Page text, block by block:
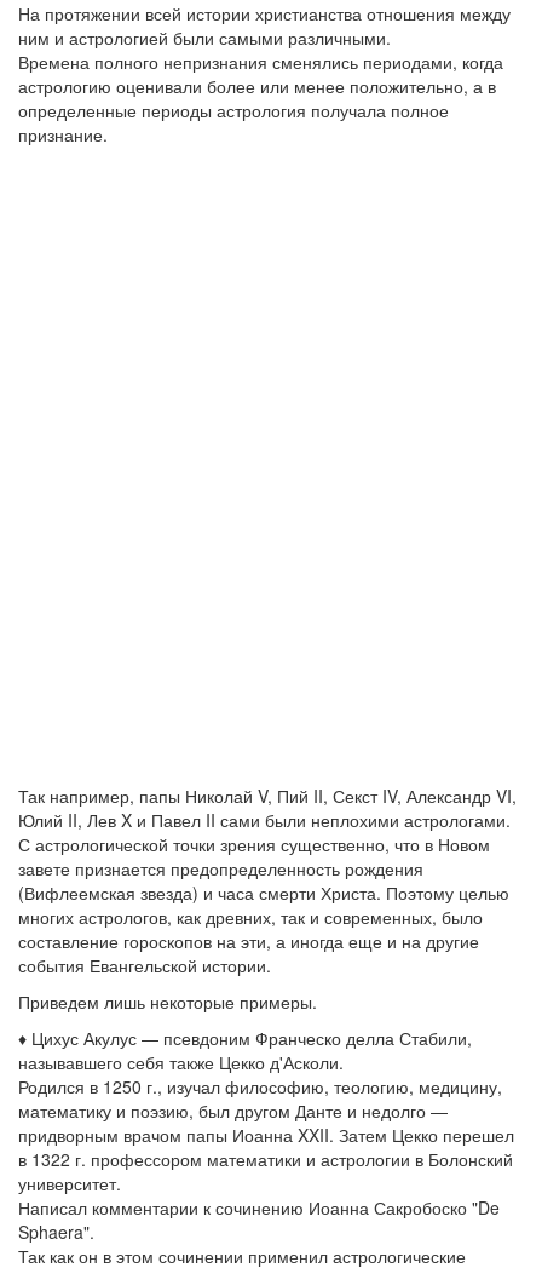
На протяжении всей истории христианства отношения между
ним и астрологией были самыми различными.
Времена полного непризнания сменялись периодами, когда
астрологию оценивали более или менее положительно, а в
определенные периоды астрология получала полное
признание.
Так например, папы Николай V, Пий II, Секст IV, Александр VI,
Юлий II, Лев X и Павел II сами были неплохими астрологами.
С астрологической точки зрения существенно, что в Новом
завете признается предопределенность рождения
(Вифлеемская звезда) и часа смерти Христа. Поэтому целью
многих астрологов, как древних, так и современных, было
составление гороскопов на эти, а иногда еще и на другие
события Евангельской истории.
Приведем лишь некоторые примеры.
♦ Цихус Акулус — псевдоним Франческо делла Стабили,
называвшего себя также Цекко д'Асколи.
Родился в 1250 г., изучал философию, теологию, медицину,
математику и поэзию, был другом Данте и недолго —
придворным врачом папы Иоанна XXII. Затем Цекко перешел
в 1322 г. профессором математики и астрологии в Болонский
университет.
Написал комментарии к сочинению Иоанна Сакробоско "De
Sphaera".
Так как он в этом сочинении применил астрологические